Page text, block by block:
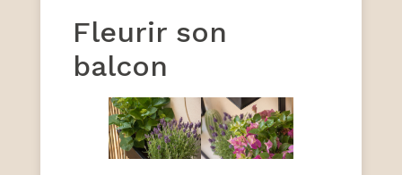
Fleurir son
balcon